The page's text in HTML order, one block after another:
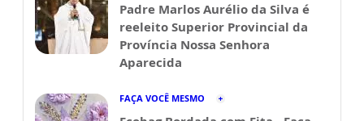
Padre Marlos Aurélio da Silva é
reeleito Superior Provincial da
Província Nossa Senhora
Aparecida
FAÇA VOCÊ MESMO